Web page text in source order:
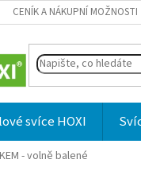
CENÍK A NÁKUPNÍ MOŽNOSTI
svíce HOXI
- volně balené